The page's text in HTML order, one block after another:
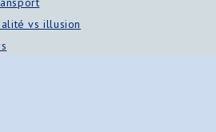
vs illusion